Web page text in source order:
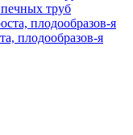
труб
плодообразов-я